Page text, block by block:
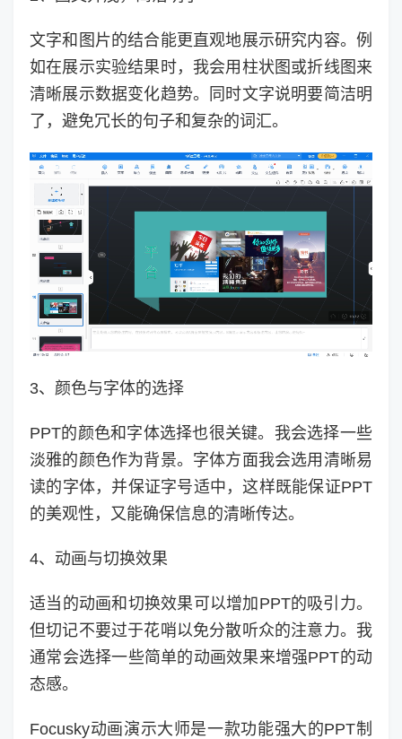
文字和图片的结合能更直观地展示研究内容。例
如在展示实验结果时，我会用柱状图或折线图来
清晰展示数据变化趋势。同时文字说明要简洁明
了，避免冗长的句子和复杂的词汇。
3、颜色与字体的选择
PPT的颜色和字体选择也很关键。我会选择一些
淡雅的颜色作为背景。字体方面我会选用清晰易
读的字体，并保证字号适中，这样既能保证PPT
的美观性，又能确保信息的清晰传达。
4、动画与切换效果
适当的动画和切换效果可以增加PPT的吸引力。
但切记不要过于花哨以免分散听众的注意力。我
通常会选择一些简单的动画效果来增强PPT的动
态感。
Focusky动画演示大师是一款功能强大的PPT制